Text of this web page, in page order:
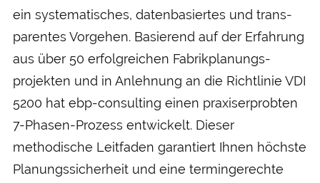
ein systematisches, daten­basiertes und trans­
parentes Vorgehen. Basierend auf der Erfahrung
aus über 50 erfolgreichen Fabrik­planungs­
projekten und in An­lehnung an die Richt­linie VDI
5200 hat ebp-consulting einen praxis­erprobten
7-Phasen-Prozess entwickelt. Dieser
methodische Leit­faden garantiert Ihnen höchste
Planungs­sicherheit und eine termin­gerechte